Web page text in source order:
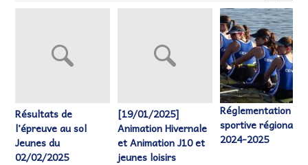
Résultats de
l’épreuve au sol
Jeunes du
02/02/2025
[19/01/2025]
Animation Hivernale
et Animation J10 et
jeunes loisirs
Réglementation
sportive régionale
2024-2025